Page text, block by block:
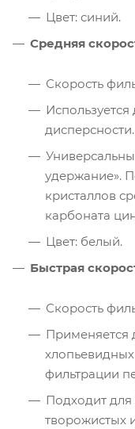
Цвет: синий.
Средняя
Скорость
дисперсности.
удержание».
кристаллов
карбоната
Цвет: белый.
Быстрая
Скорость
Применяется
фильтрации
Подходит
творожистых